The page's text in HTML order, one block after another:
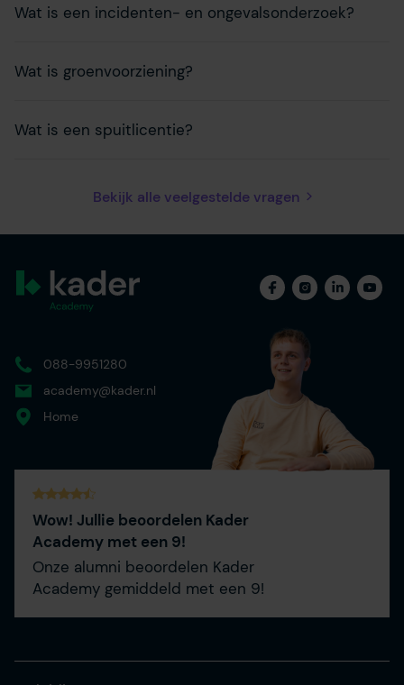
Wat is een incidenten- en ongevalsonderzoek?
Wat is groenvoorziening?
Wat is een spuitlicentie?
Bekijk alle veelgestelde vragen
088-9951280
academy@kader.nl
Home
Wow! Jullie beoordelen Kader
Academy met een 9!
Onze alumni beoordelen Kader
Academy gemiddeld met een 9!